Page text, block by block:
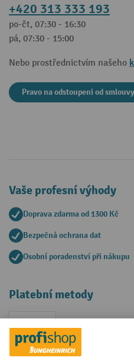
+420 313 333 193
po-čt, 07:30 - 16:30
pá, 07:30 - 15:00
Nebo prostřednictvím našeho
Pravo na odstoupeni od smlouvy
Vaše profesní výhody
Doprava zdarma od 1300 Kč
Bezpečná ochrana dat
Osobní poradenství při nákupu
Platební metody
Faktura